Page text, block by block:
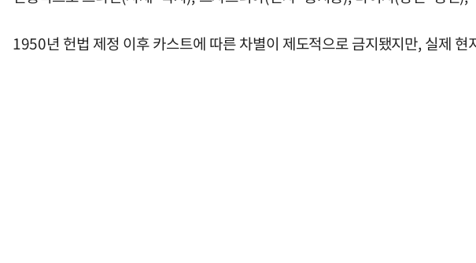
1950년 헌법 제정 이후 카스트에 따른 차별이 제도적으로 금지됐지만, 실제